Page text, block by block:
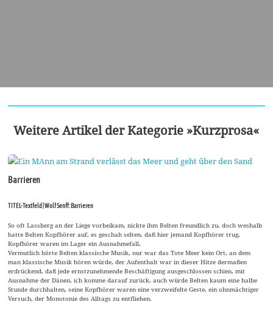
Weitere Artikel der Kategorie »Kurzprosa«
Barrieren
TITEL-Textfeld | Wolf Senff: Barrieren
So oft Lassberg an der Liege vorbeikam, nickte ihm Belten freundlich zu, doch weshalb
hatte Belten Kopfhörer auf, es geschah selten, daß hier jemand Kopfhörer trug,
Kopfhörer waren im Lager ein Ausnahmefall.
Vermutlich hörte Belten klassische Musik, nur war das Tote Meer kein Ort, an dem
man klassische Musik hören würde, der Aufenthalt war in dieser Hitze dermaßen
erdrückend, daß jede ernstzunehmende Beschäftigung ausgeschlossen schien, mit
Ausnahme der Dänen, ich komme darauf zurück, auch würde Belten kaum eine halbe
Stunde durchhalten, seine Kopfhörer waren eine verzweifelte Geste, ein ohnmächtiger
Versuch, der Monotonie des Alltags zu entfliehen.